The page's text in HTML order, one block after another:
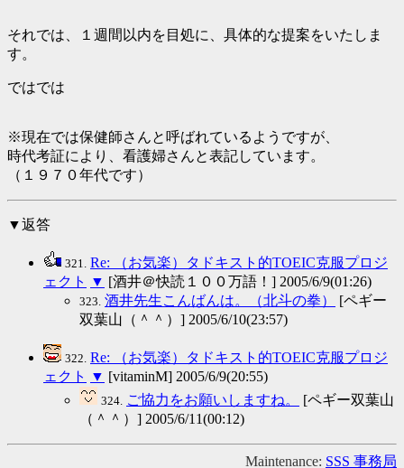
それでは、１週間以内を目処に、具体的な提案をいたしま
す。
ではでは
※現在では保健師さんと呼ばれているようですが、
時代考証により、看護婦さんと表記しています。
（１９７０年代です）
▼返答
321. Re: （お気楽）タドキスト的TOEIC克服プロジ
ェクト
▼ [酒井＠快読１００万語！] 2005/6/9(01:26)
323. 酒井先生こんばんは。（北斗の拳）
[ペギー
双葉山（＾＾）] 2005/6/10(23:57)
322. Re: （お気楽）タドキスト的TOEIC克服プロジ
ェクト
▼ [vitaminM] 2005/6/9(20:55)
324. ご協力をお願いしますね。
[ペギー双葉山
（＾＾）] 2005/6/11(00:12)
Maintenance: SSS 事務局